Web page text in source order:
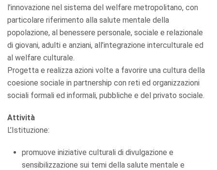
l’innovazione nel sistema del welfare metropolitano, con
particolare riferimento alla salute mentale della
popolazione, al benessere personale, sociale e relazionale
di giovani, adulti e anziani, all’integrazione interculturale ed
al welfare culturale.
Progetta e realizza azioni volte a favorire una cultura della
coesione sociale in partnership con reti ed organizzazioni
sociali formali ed informali, pubbliche e del privato sociale.
Attività
L’Istituzione:
promuove iniziative culturali di divulgazione e
sensibilizzazione sui temi della salute mentale e